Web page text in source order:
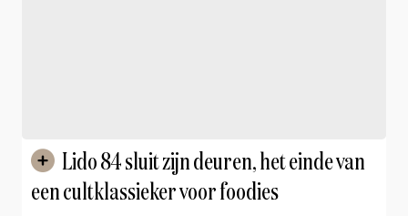
een cultklassieker voor foodies